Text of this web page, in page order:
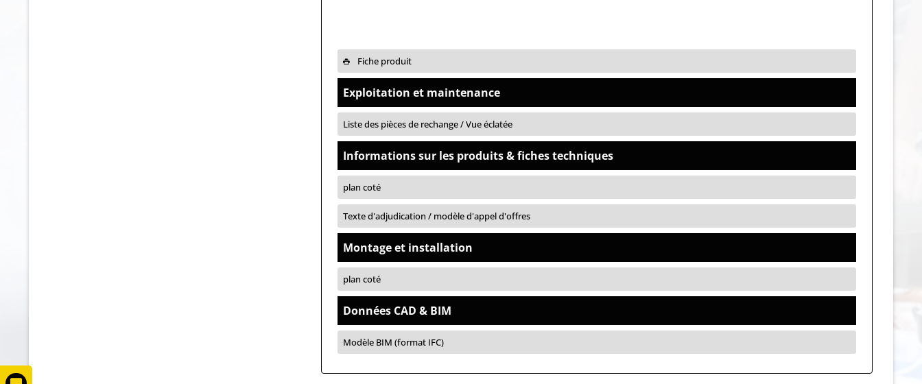
Fiche produit
Exploitation et maintenance
Liste des pièces de rechange / Vue éclatée
Informations sur les produits & fiches techniques
plan coté
Texte d'adjudication / modèle d'appel d'offres
Montage et installation
plan coté
Données CAD & BIM
Modèle BIM (format IFC)